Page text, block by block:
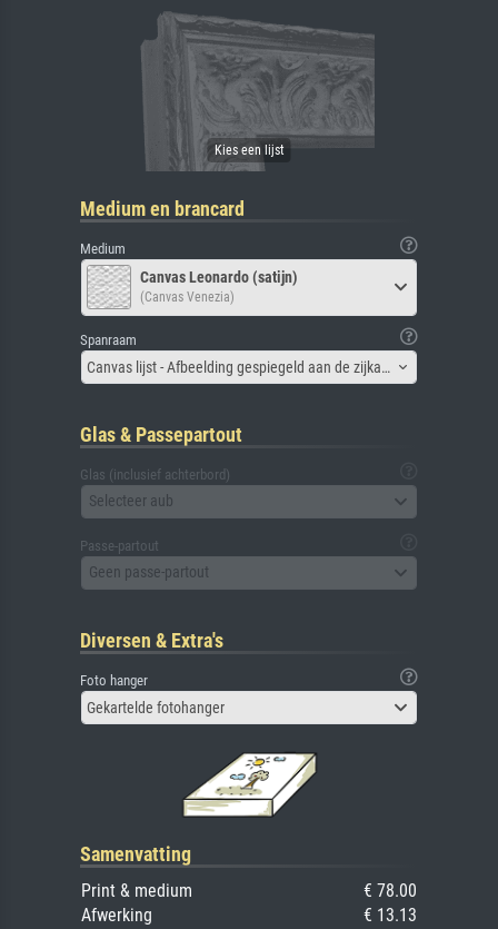
Medium en brancard
Medium
Canvas Leonardo (satijn)
(Canvas Venezia)
Spanraam
Canvas lijst - Afbeelding gespiegeld aan de zijkant
Glas & Passepartout
Glas (inclusief achterbord)
Selecteer aub
Passe-partout
Geen passe-partout
Diversen & Extra's
Foto hanger
Gekartelde fotohanger
Samenvatting
Print & medium
€ 78.00
Afwerking
€ 13.13